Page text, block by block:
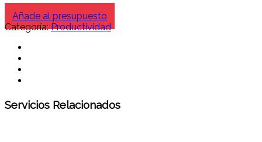
Añade al presupuesto
Categoría:Productividad
Servicios Relacionados